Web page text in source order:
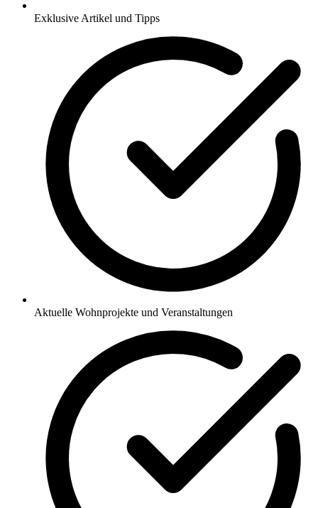
Exklusive Artikel und Tipps
Aktuelle Wohnprojekte und Veranstaltungen